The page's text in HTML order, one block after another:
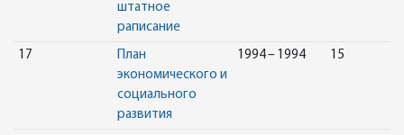
штатное
раписание
17
План
экономического и
социального
развития
1994 – 1994 15